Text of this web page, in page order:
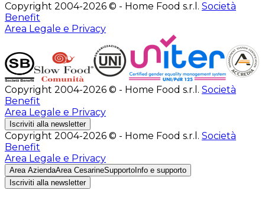
Copyright 2004-2026 © - Home Food s.r.l. Società
Benefit
Area Legale e Privacy
Copyright 2004-2026 © - Home Food s.r.l. Società
Benefit
Area Legale e Privacy
Iscriviti alla newsletter
Copyright 2004-2026 © - Home Food s.r.l. Società
Benefit
Area Legale e Privacy
Area AziendaArea CesarineSupporto Info e supporto
Iscriviti alla newsletter